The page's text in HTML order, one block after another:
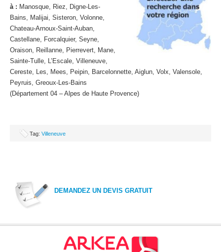
à : Manosque, Riez, Digne-Les-
Bains, Malijai, Sisteron, Volonne,
Chateau-Arnoux-Saint-Auban,
Castellane, Forcalquier, Seyne,
Oraison, Reillanne, Pierrevert, Mane,
Sainte-Tulle, L’Escale, Villeneuve,
Cereste, Les, Mees, Peipin, Barcelonnette, Aiglun, Volx, Valensole,
Peyruis, Greoux-Les-Bains
(Département 04 – Alpes de Haute Provence)
Tag: Villeneuve
DEMANDEZ UN DEVIS GRATUIT